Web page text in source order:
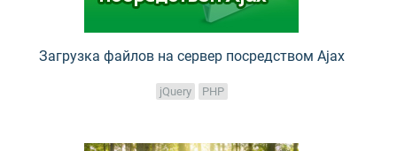
Загрузка файлов на сервер посредством Ajax
jQuery PHP